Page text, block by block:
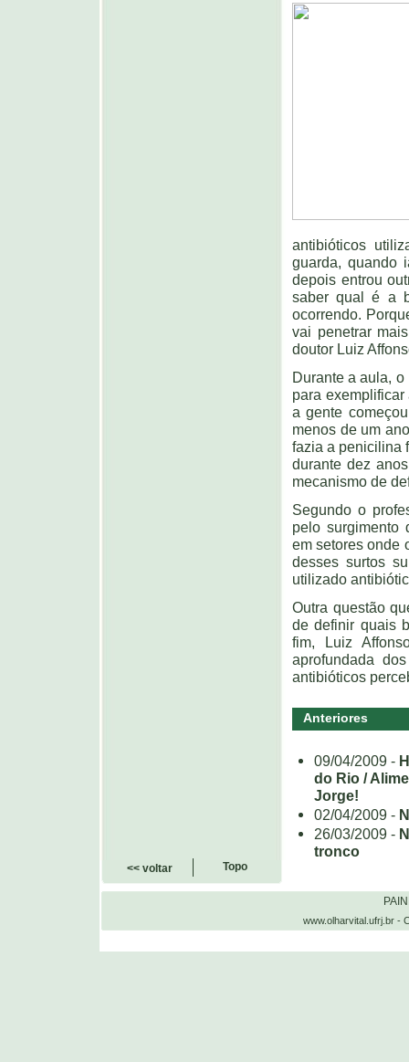
antibióticos
guarda, quando
depois entrou
saber qual é a
ocorrendo.
vai penetrar
doutor Luiz
Durante a aula,
para
a gente
menos de um
fazia a penicilina
durante dez
mecanismo de
Segundo o
pelo surgimento
em setores onde
desses surtos
utilizado
Outra questão
de definir quais
fim, Luiz
aprofundada
antibióticos
Anteriores
09/04/2009 -
do Rio /
Jorge!
02/04/2009 -
26/03/2009 -
tronco
<< voltar Topo
www.olharvital.ufrj.br -